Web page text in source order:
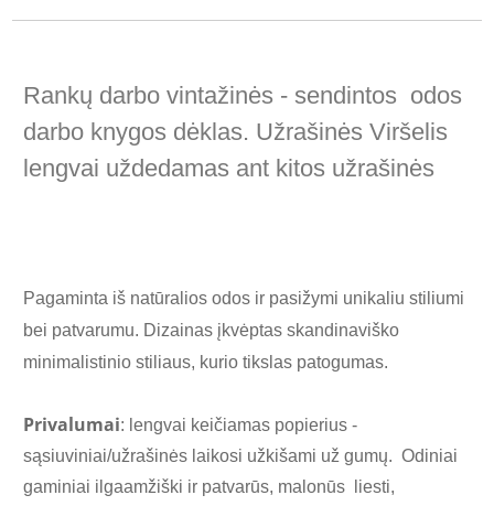
Rankų darbo vintažinės - sendintos odos
darbo knygos dėklas. Užrašinės Viršelis
lengvai uždedamas ant kitos užrašinės
Pagaminta iš natūralios odos ir pasižymi unikaliu stiliumi
bei patvarumu. Dizainas įkvėptas skandinaviško
minimalistinio stiliaus, kurio tikslas patogumas.
Privalumai: lengvai keičiamas popierius -
sąsiuviniai/užrašinės laikosi užkišami už gumų. Odiniai
gaminiai ilgaamžiški ir patvarūs, malonūs liesti,